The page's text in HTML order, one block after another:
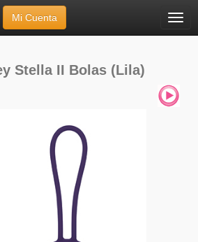
Menú
Mi Cuenta
»Key Stella II Bolas (Lila)
Stella II Bolas (Lila)